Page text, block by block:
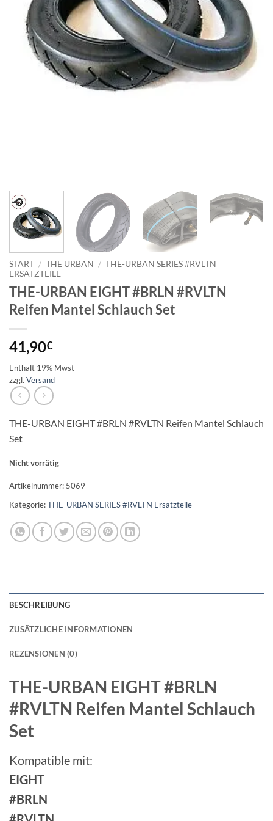
START / THE URBAN / THE-URBAN SERIES #RVLTN
ERSATZTEILE
THE-URBAN EIGHT #BRLN #RVLTN
Reifen Mantel Schlauch Set
41,90€
Enthält 19% Mwst
zzgl. Versand
THE-URBAN EIGHT #BRLN #RVLTN Reifen Mantel Schlauch
Set
Nicht vorrätig
Artikelnummer: 5069
Kategorie:THE-URBAN SERIES #RVLTN Ersatzteile
BESCHREIBUNG
ZUSÄTZLICHE INFORMATIONEN
REZENSIONEN (0)
THE-URBAN EIGHT #BRLN
#RVLTN Reifen Mantel Schlauch
Set
Kompatible mit:
EIGHT
#BRLN